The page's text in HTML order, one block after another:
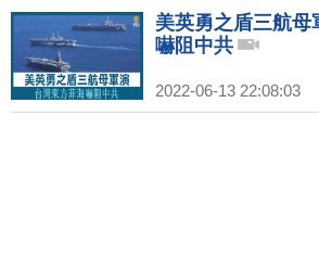
美英勇之盾三航
嚇阻中共
2022-06-13 22:08:03